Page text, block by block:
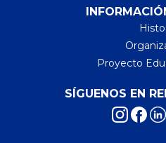
Proyecto
SÍGUENOS EN